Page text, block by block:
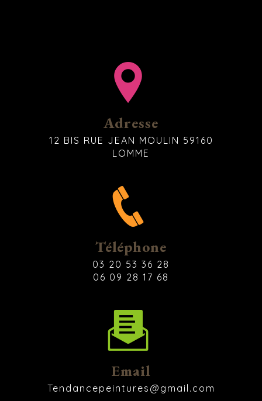
Adresse
12 BIS RUE JEAN MOULIN 59160
LOMME
Téléphone
03 20 53 36 28
06 09 28 17 68
Email
tendancepeintures@gmail.com